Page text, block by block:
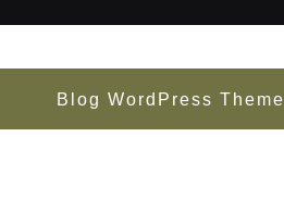
Blog WordPress Theme